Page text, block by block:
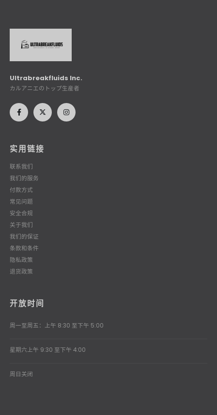
Ultrabreakfluids Inc.
カルアニエのトップ生産者
实用链接
联系我们
我们的服务
付款方式
常见问题
安全合规
关于我们
我们的保证
条款和条件
隐私政策
退货政策
开放时间
周一至周五：上午 8:30 至下午 5:00
星期六上午 9:30 至下午 4:00
周日关闭